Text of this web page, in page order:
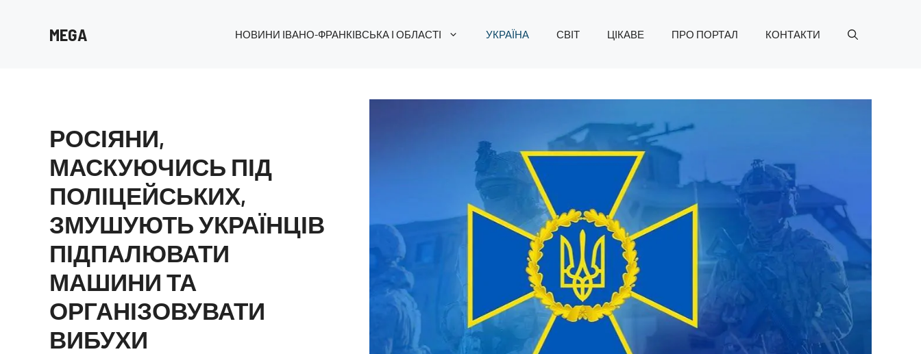
MEGA НОВИНИ ІВАНО-ФРАНКІВСЬКА І ОБЛАСТІ УКРАЇНА СВІТ ЦІКАВЕ ПРО ПОРТАЛ КОНТАКТИ
РОСІЯНИ,
МАСКУЮЧИСЬ ПІД
ПОЛІЦЕЙСЬКИХ,
ЗМУШУЮТЬ УКРАЇНЦІВ
ПІДПАЛЮВАТИ
МАШИНИ ТА
ОРГАНІЗОВУВАТИ
ВИБУХИ